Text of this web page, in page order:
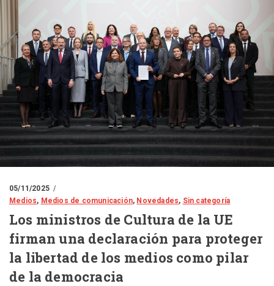
05/11/2025
Medios, Medios de comunicación, Novedades, Sin categoría
Los ministros de Cultura de la UE
firman una declaración para proteger
la libertad de los medios como pilar
de la democracia